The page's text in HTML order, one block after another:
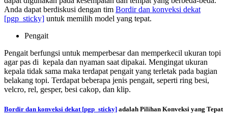
Anda dapat berdiskusi dengan tim Bordir dan konveksi dekat
[pgp_sticky] untuk memilih model yang tepat.
Pengait
Pengait berfungsi untuk memperbesar dan memperkecil ukuran topi
agar pas di kepala dan nyaman saat dipakai. Mengingat ukuran
kepala tidak sama maka terdapat pengait yang terletak pada bagian
belakang topi. Terdapat beberapa jenis pengait, seperti ring besi,
velcro, rel, gesper, besi cakop, dan klip.
Bordir dan konveksi dekat [pgp_sticky] adalah Pilihan Konveksi yang Tepat